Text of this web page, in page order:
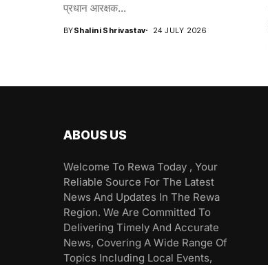
प्रधान आरक्षक...
BYShalini Shrivastav 24 JULY 2026
ABOUS US
Welcome To Rewa Today , Your
Reliable Source For The Latest
News And Updates In The Rewa
Region. We Are Committed To
Delivering Timely And Accurate
News, Covering A Wide Range Of
Topics Including Local Events,